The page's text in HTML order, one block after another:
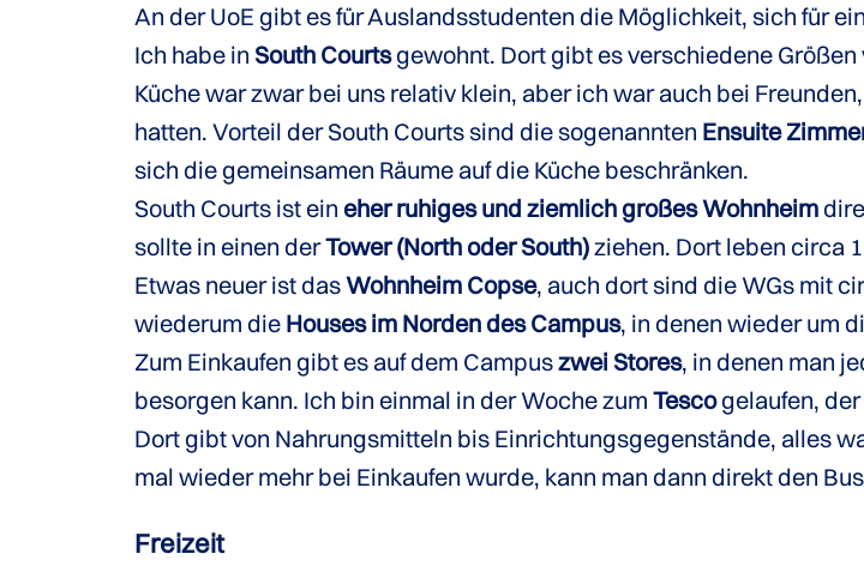
An der UoE gibt es für Auslandsstudenten die Möglichkeit, sich für
Ich habe in South Courtsgewohnt. Dort gibt es verschiedene
Küche war zwar bei uns relativ klein, aber ich war auch bei
hatten. Vorteil der South Courts sind die sogenannten Ensuite
sich die gemeinsamen Räume auf die Küche beschränken.
South Courts ist ein eher ruhiges und ziemlich großes Wohnheim
sollte in einen derTower (North oder South)ziehen. Dort leben circa
Etwas neuer ist dasWohnheim Copse, auch dort sind die WGs mit
wiederum die Houses im Norden des Campus, in denen wieder um
Zum Einkaufen gibt es auf dem Campuszwei Stores, in denen man
besorgen kann. Ich bin einmal in der Woche zum Tescogelaufen, der
Dort gibt von Nahrungsmitteln bis Einrichtungsgegenstände, alles
mal wieder mehr bei Einkaufen wurde, kann man dann direkt den
Freizeit